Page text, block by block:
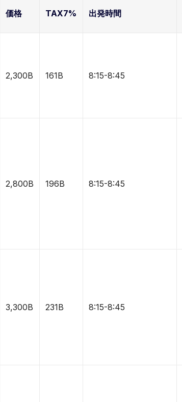
価格 TAX7% 出発時間
2,300B 161B 8:15-8:45
2,800B 196B 8:15-8:45
3,300B 231B 8:15-8:45